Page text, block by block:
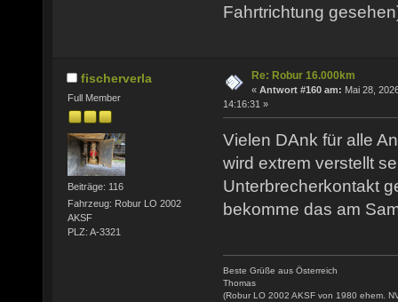
Fahrtrichtung
fischerverla
Full Member
Beiträge: 116
Fahrzeug: Robur LO 2002
AKSF
PLZ: A-3321
Re: Robur 16.000km
« Antwort #160 am: Mai 28,
14:16:31 »
Vielen DAnk für alle
wird extrem verstellt
Unterbrecherkontakt
bekomme das am
Beste Grüße aus Österreich
Thomas
(Robur LO 2002 AKSF von 1980 ehem.